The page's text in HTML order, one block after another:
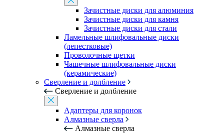
Зачистные диски для алюминия
Зачистные диски для камня
Зачистные диски для стали
Ламельные шлифовальные диски
(лепестковые)
Проволочные щетки
Чашечные шлифовальные диски
(керамические)
Сверление и долбление
Сверление и долбление
Адаптеры для коронок
Алмазные сверла
Алмазные сверла